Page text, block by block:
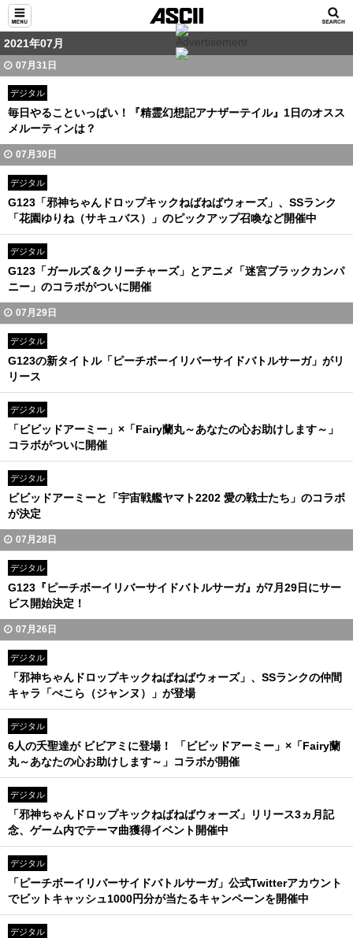
2021年07月
07月31日
デジタル
毎日やることいっぱい！『精霊幻想記アナザーテイル』1日のオスス
メルーティンは？
07月30日
デジタル
G123「邪神ちゃんドロップキックねばねばウォーズ」、SSランク
「花園ゆりね（サキュバス）」のピックアップ召喚など開催中
デジタル
G123「ガールズ＆クリーチャーズ」とアニメ「迷宮ブラックカンパ
ニー」のコラボがついに開催
07月29日
デジタル
G123の新タイトル「ピーチボーイリバーサイドバトルサーガ」がリ
リース
デジタル
「ビビッドアーミー」×「Fairy蘭丸～あなたの心お助けします～」
コラボがついに開催
デジタル
ビビッドアーミーと「宇宙戦艦ヤマト2202 愛の戦士たち」のコラボ
が決定
07月28日
デジタル
G123『ピーチボーイリバーサイドバトルサーガ』が7月29日にサー
ビス開始決定！
07月26日
デジタル
「邪神ちゃんドロップキックねばねばウォーズ」、SSランクの仲間
キャラ「ぺこら（ジャンヌ）」が登場
デジタル
6人の夭聖達が ビビアミに登場！ 「ビビッドアーミー」×「Fairy蘭
丸～あなたの心お助けします～」コラボが開催
デジタル
「邪神ちゃんドロップキックねばねばウォーズ」リリース3ヵ月記
念、ゲーム内でテーマ曲獲得イベント開催中
デジタル
「ピーチボーイリバーサイドバトルサーガ」公式Twitterアカウント
でビットキャッシュ1000円分が当たるキャンペーンを開催中
デジタル